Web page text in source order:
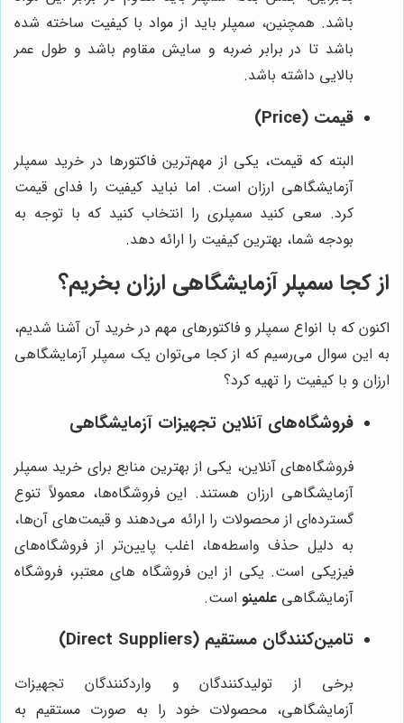
باشد. همچنین، سمپلر باید از مواد با کیفیت ساخته شده
باشد تا در برابر ضربه و سایش مقاوم باشد و طول عمر
بالایی داشته باشد.
قیمت (Price)
البته که قیمت، یکی از مهم‌ترین فاکتورها در خرید سمپلر
آزمایشگاهی ارزان است. اما نباید کیفیت را فدای قیمت
کرد. سعی کنید سمپلری را انتخاب کنید که با توجه به
بودجه شما، بهترین کیفیت را ارائه دهد.
از کجا سمپلر آزمایشگاهی ارزان بخریم؟
اکنون که با انواع سمپلر و فاکتورهای مهم در خرید آن آشنا شدیم،
به این سوال می‌رسیم که از کجا می‌توان یک سمپلر آزمایشگاهی
ارزان و با کیفیت را تهیه کرد؟
فروشگاه‌های آنلاین تجهیزات آزمایشگاهی
فروشگاه‌های آنلاین، یکی از بهترین منابع برای خرید سمپلر
آزمایشگاهی ارزان هستند. این فروشگاه‌ها، معمولاً تنوع
گسترده‌ای از محصولات را ارائه می‌دهند و قیمت‌های آن‌ها،
به دلیل حذف واسطه‌ها، اغلب پایین‌تر از فروشگاه‌های
فیزیکی است. یکی از این فروشگاه های معتبر، فروشگاه
آزمایشگاهی علمینو است.
تامین‌کنندگان مستقیم (Direct Suppliers)
برخی از تولیدکنندگان و واردکنندگان تجهیزات
آزمایشگاهی، محصولات خود را به صورت مستقیم به